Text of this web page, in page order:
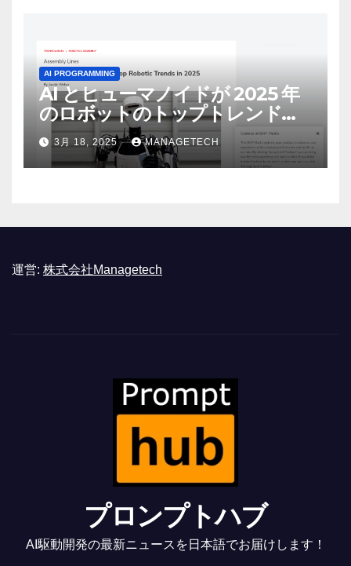
AI PROGRAMMING
AI とヒューマノイドが 2025 年
のロボットのトップトレンドに |
ASSEMBLY
3月 18, 2025 MANAGETECH
運営: 株式会社Managetech
プロンプトハブ
AI駆動開発の最新ニュースを日本語でお届けします！